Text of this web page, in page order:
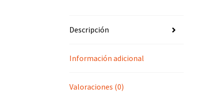
Descripción
Información adicional
Valoraciones (0)